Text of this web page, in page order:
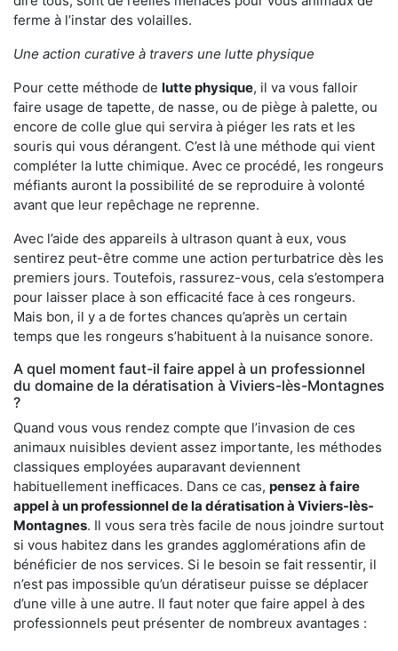
ferme à l’instar des volailles.
Une action curative à travers une lutte physique
Pour cette méthode de lutte physique, il va vous falloir
faire usage de tapette, de nasse, ou de piège à palette, ou
encore de colle glue qui servira à piéger les rats et les
souris qui vous dérangent. C’est là une méthode qui vient
compléter la lutte chimique. Avec ce procédé, les rongeurs
méfiants auront la possibilité de se reproduire à volonté
avant que leur repêchage ne reprenne.
Avec l’aide des appareils à ultrason quant à eux, vous
sentirez peut-être comme une action perturbatrice dès les
premiers jours. Toutefois, rassurez-vous, cela s’estompera
pour laisser place à son efficacité face à ces rongeurs.
Mais bon, il y a de fortes chances qu’après un certain
temps que les rongeurs s’habituent à la nuisance sonore.
A quel moment faut-il faire appel à un professionnel
du domaine de la dératisation à Viviers-lès-Montagnes
?
Quand vous vous rendez compte que l’invasion de ces
animaux nuisibles devient assez importante, les méthodes
classiques employées auparavant deviennent
habituellement inefficaces. Dans ce cas, pensez à faire
appel à un professionnel de la dératisation à Viviers-lès-
Montagnes. Il vous sera très facile de nous joindre surtout
si vous habitez dans les grandes agglomérations afin de
bénéficier de nos services. Si le besoin se fait ressentir, il
n’est pas impossible qu’un dératiseur puisse se déplacer
d’une ville à une autre. Il faut noter que faire appel à des
professionnels peut présenter de nombreux avantages :